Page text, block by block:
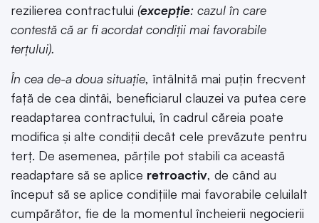
rezilierea contractului (excepție: cazul în care
contestă că ar fi acordat condiții mai favorabile
terțului).
În cea de-a doua situație, întâlnită mai puțin frecvent
față de cea dintâi, beneficiarul clauzei va putea cere
readaptarea contractului, în cadrul căreia poate
modifica și alte condiții decât cele prevăzute pentru
terț. De asemenea, părțile pot stabili ca această
readaptare să se aplice retroactiv, de când au
început să se aplice condițiile mai favorabile celuilalt
cumpărător, fie de la momentul încheierii negocierii